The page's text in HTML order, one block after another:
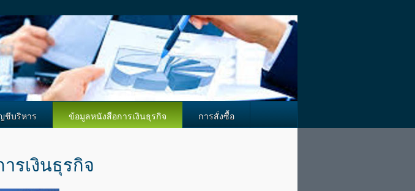
ชีบริหาร ข้อมูลหนังสือการเงินธุรกิจ การสั่งซื้อ
รเงินธุรกิจ